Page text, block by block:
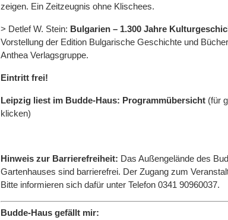
zeigen. Ein Zeitzeugnis ohne Klischees.
> Detlef W. Stein: Bulgarien – 1.300 Jahre
Vorstellung der Edition Bulgarische Geschichte und
Anthea Verlagsgruppe.
Eintritt frei!
Leipzig liest im Budde-Haus: Programmübersicht (für
klicken)
Hinweis zur Barrierefreiheit: Das Außengelände des
Gartenhauses sind barrierefrei. Der Zugang zum
Bitte informieren sich dafür unter Telefon 0341 90960037.
Budde-Haus gefällt mir: